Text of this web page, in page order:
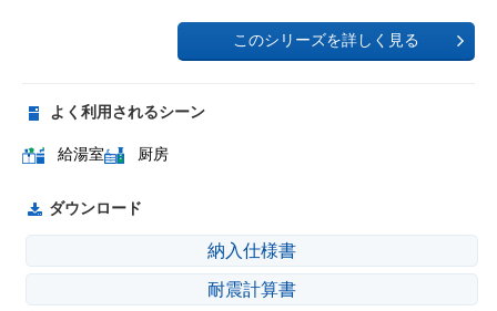
このシリーズを詳しく見る
よく利用されるシーン
給湯室 厨房
ダウンロード
納入仕様書
耐震計算書